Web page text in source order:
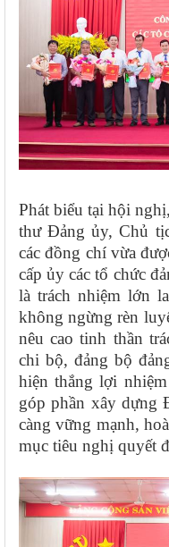
Phát biểu tại hội
thư Đảng ủy, Chủ
các đồng chí vừa
cấp ủy các tổ chức
là trách nhiệm lớn
không ngừng rèn
nêu cao tinh thần
chi bộ, đảng bộ
hiện thắng lợi
góp phần xây dựng
càng vững mạnh,
mục tiêu nghị quyết